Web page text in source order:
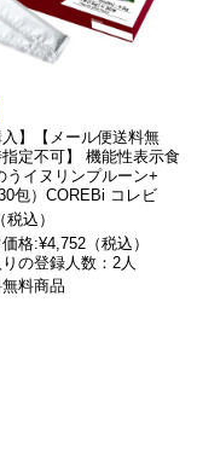
入】【メール便送料無
定不可】 機能性表示食
うイヌリンプルーン+
包）COREBi コレビ
込）
格:¥4,752（税込）
の登録人数：2人
料商品